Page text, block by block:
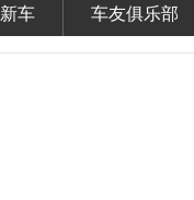
新车 车友俱乐部